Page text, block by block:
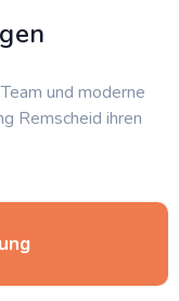
und moderne
Remscheid ihren